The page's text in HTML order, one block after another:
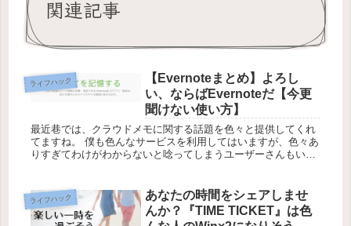
関連記事
ライフハック
【Evernoteまとめ】よろし
い、ならばEvernoteだ【今更
聞けない使い方】
最近巷では、クラウドメモに関する話題を色々と提供してくれ
てますね。 僕も色んなサービスを利用してはいますが、色々あ
りすぎてわけがわからないと唸ってしまうユーザーさんもいら
ライフハック
あなたの時間をシェアしませ
んか？『TIME TICKET』は色